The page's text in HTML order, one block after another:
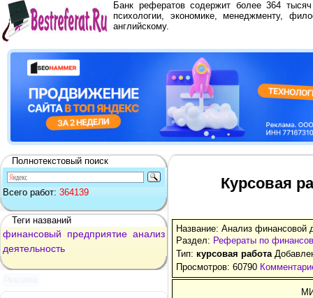
Банк рефератов содержит более 364
психологии, экономике, менеджменту,
английскому.
Полнотекстовый поиск
Всего работ: 364139
Теги названий
финансовый предприятие анализ
деятельность
Курсовая
Название: Анализ финансовой
Раздел: Рефераты по
Тип: курсовая работа
Просмотров: 60790